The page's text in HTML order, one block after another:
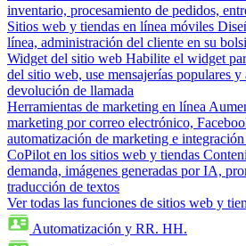
inventario, procesamiento de pedidos,
Sitios web y tiendas en línea móviles
línea, administración del cliente en su
Widget del sitio web Habilite el widget
del sitio web, use mensajerías populares y
devolución de llamada
Herramientas de marketing en línea
marketing por correo electrónico,
automatización de marketing e
CoPilot en los sitios web y tiendas
demanda, imágenes generadas por IA,
traducción de textos
Ver todas las funciones de sitios web y
Automatización y RR. HH.